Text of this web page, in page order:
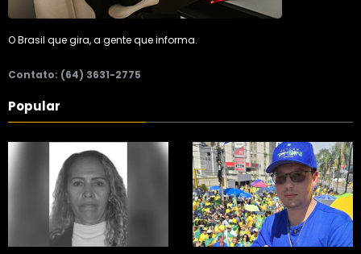
O Brasil que gira, a gente que informa.
Contato: (64) 3631-2775
Popular